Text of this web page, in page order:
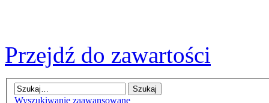
Przejdź do zawartości
Wyszukiwanie zaawansowane